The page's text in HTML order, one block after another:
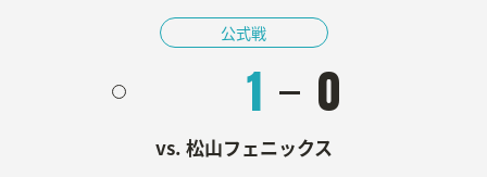
公式戦
1 0
松山フェニックス